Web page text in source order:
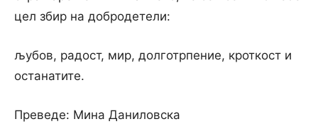
цел збир на добродетели:
љубов, радост, мир, долготрпение, кроткост и
останатите.
Преведе: Мина Даниловска